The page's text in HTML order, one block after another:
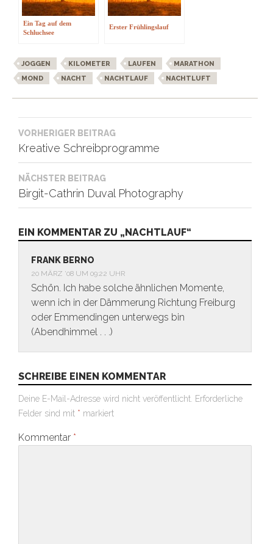
Ein Tag auf dem
Schluchsee
Erster Frühlingslauf
JOGGEN KILOMETER LAUFEN
MARATHON
MOND
NACHT NACHTLAUF NACHTLUFT
Beitragsnavigation
VORHERIGER BEITRAG
Kreative Schreibprogramme
NÄCHSTER BEITRAG
Birgit-Cathrin Duval Photography
EIN KOMMENTAR ZU „NACHTLAUF“
FRANK BERNO
20 MÄRZ ’08 UM 09:22 UHR
Schön. Ich habe solche ähnlichen Momente,
wenn ich in der Dämmerung Richtung Freiburg
oder Emmendingen unterwegs bin
(Abendhimmel . . .)
SCHREIBE EINEN KOMMENTAR
Deine E-Mail-Adresse wird nicht veröffentlicht. Erforderliche
Felder sind mit * markiert
Kommentar *